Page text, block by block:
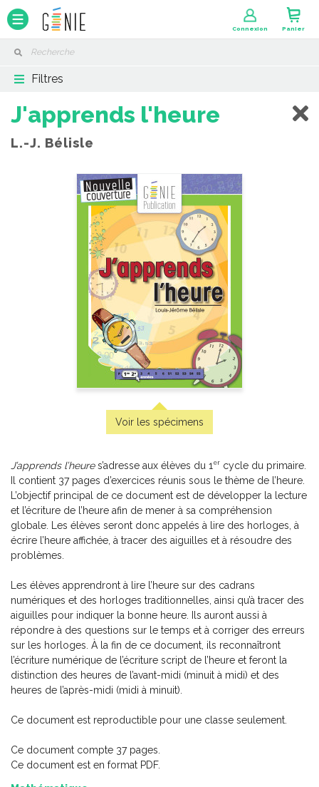
Connexion Panier
Filtres
Apprentissage du français langue seconde – Apprenants
adultes
12,00 $-PDF
Rome – Apprentissage par enquête et par projets
6,99 $-PDF
J'apprends l'heure
L.-J. Bélisle
Voir les spécimens
J’apprends l’heures’adresse aux élèves du 1 er cycle du primaire.
Il contient 37 pages d’exercices réunis sous le thème de l’heure.
L’objectif principal de ce document est de développer la lecture
et l’écriture de l’heure afin de mener à sa compréhension
globale. Les élèves seront donc appelés à lire des horloges, à
écrire l’heure affichée, à tracer des aiguilles et à résoudre des
problèmes.
Les élèves apprendront à lire l’heure sur des cadrans
numériques et des horloges traditionnelles, ainsi qu’à tracer des
aiguilles pour indiquer la bonne heure. Ils auront aussi à
répondre à des questions sur le temps et à corriger des erreurs
sur les horloges. À la fin de ce document, ils reconnaîtront
l’écriture numérique de l’écriture script de l’heure et feront la
distinction des heures de l’avant-midi (minuit à midi) et des
heures de l’après-midi (midi à minuit).
Ce document est reproductible pour une classe seulement.
Ce document compte 37 pages.
Ce document est en format PDF.
Panneau de gestion des cookies